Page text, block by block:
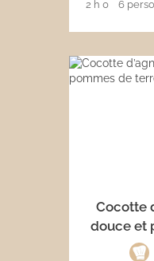
2 h 0 6
Cocotte
douce et